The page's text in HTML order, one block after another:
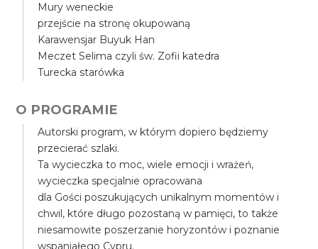
Mury weneckie
przejście na stronę okupowaną
Karawensjar Buyuk Han
Meczet Selima czyli św. Zofii katedra
Turecka starówka
O PROGRAMIE
Autorski program, w którym dopiero będziemy
przecierać szlaki.
Ta wycieczka to moc, wiele emocji i wrażeń,
wycieczka specjalnie opracowana
dla Gości poszukujących unikalnym momentów i
chwil, które długo pozostaną w pamięci, to także
niesamowite poszerzanie horyzontów i poznanie
wspaniałego Cypru.